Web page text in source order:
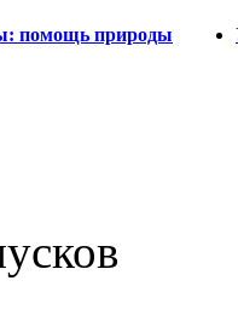
помощь природы